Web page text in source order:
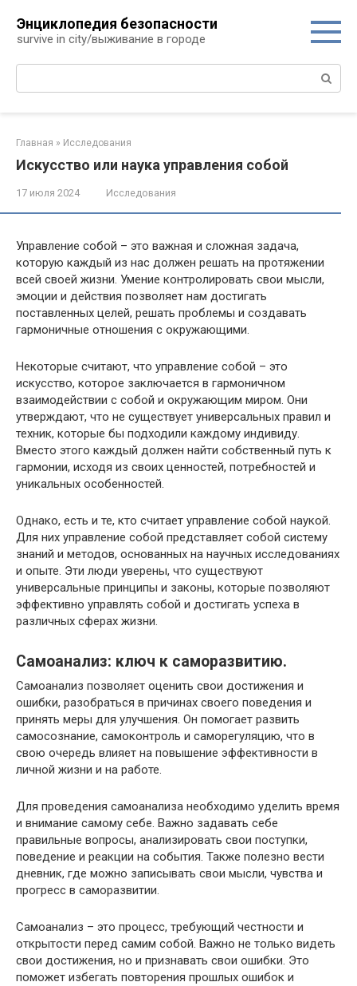
контенту
Энциклопедия безопасности
survive in city/выживание в городе
Поиск:
Главная » Исследования
Искусство или наука управления собой
17 июля 2024 Исследования
Управление собой – это важная и сложная задача,
которую каждый из нас должен решать на протяжении
всей своей жизни. Умение контролировать свои мысли,
эмоции и действия позволяет нам достигать
поставленных целей, решать проблемы и создавать
гармоничные отношения с окружающими.
Некоторые считают, что управление собой – это
искусство, которое заключается в гармоничном
взаимодействии с собой и окружающим миром. Они
утверждают, что не существует универсальных правил и
техник, которые бы подходили каждому индивиду.
Вместо этого каждый должен найти собственный путь к
гармонии, исходя из своих ценностей, потребностей и
уникальных особенностей.
Однако, есть и те, кто считает управление собой наукой.
Для них управление собой представляет собой систему
знаний и методов, основанных на научных исследованиях
и опыте. Эти люди уверены, что существуют
универсальные принципы и законы, которые позволяют
эффективно управлять собой и достигать успеха в
различных сферах жизни.
Самоанализ: ключ к саморазвитию.
Самоанализ позволяет оценить свои достижения и
ошибки, разобраться в причинах своего поведения и
принять меры для улучшения. Он помогает развить
самосознание, самоконтроль и саморегуляцию, что в
свою очередь влияет на повышение эффективности в
личной жизни и на работе.
Для проведения самоанализа необходимо уделить время
и внимание самому себе. Важно задавать себе
правильные вопросы, анализировать свои поступки,
поведение и реакции на события. Также полезно вести
дневник, где можно записывать свои мысли, чувства и
прогресс в саморазвитии.
Самоанализ – это процесс, требующий честности и
открытости перед самим собой. Важно не только видеть
свои достижения, но и признавать свои ошибки. Это
поможет избегать повторения прошлых ошибок и